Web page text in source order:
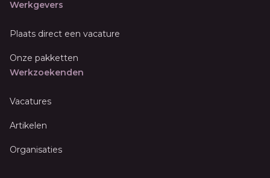
Werkgevers
Plaats direct een vacature
Onze pakketten
Werkzoekenden
Vacatures
Artikelen
Organisaties